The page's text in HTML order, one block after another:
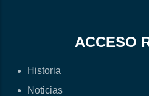
ACCESO
Historia
Noticias